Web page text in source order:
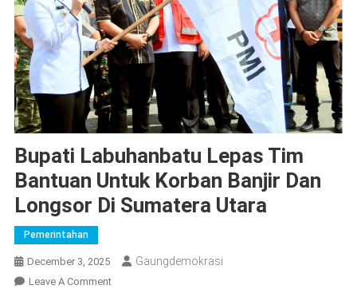
Bupati Labuhanbatu Lepas Tim
Bantuan Untuk Korban Banjir Dan
Longsor Di Sumatera Utara
Pemerintahan
December 3, 2025 Gaungdemokrasi
Leave A CommentOn